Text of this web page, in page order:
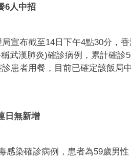
6人中招
宣布截至14日下午4點30分，
武漢肺炎)確診病例，累計確診
患者用餐，目前已確定該飯局
日無新增
感染確診病例，患者為59歲男